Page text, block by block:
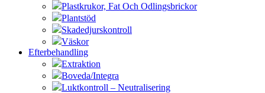
Plastkrukor, Fat Och Odlingsbrickor
Plantstöd
Skadedjurskontroll
Väskor
Efterbehandling
Extraktion
Boveda/Integra
Luktkontroll – Neutralisering